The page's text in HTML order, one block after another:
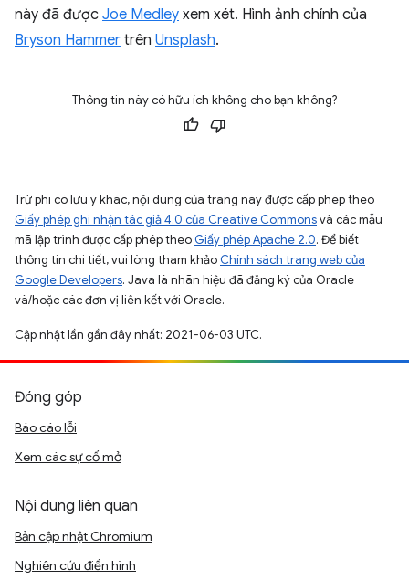
này đã được Joe Medley xem xét. Hình ảnh chính của
Bryson Hammer trên Unsplash.
Thông tin này có hữu ích không cho bạn không?
Trừ phi có lưu ý khác, nội dung của trang này được cấp phép theo
Giấy phép ghi nhận tác giả 4.0 của Creative Commonsvà các mẫu
mã lập trình được cấp phép theo Giấy phép Apache 2.0. Để biết
thông tin chi tiết, vui lòng tham khảo Chính sách trang web của
Google Developers. Java là nhãn hiệu đã đăng ký của Oracle
và/hoặc các đơn vị liên kết với Oracle.
Cập nhật lần gần đây nhất: 2021-06-03 UTC.
Đóng góp
Báo cáo lỗi
Xem các sự cố mở
Nội dung liên quan
Bản cập nhật Chromium
Nghiên cứu điển hình